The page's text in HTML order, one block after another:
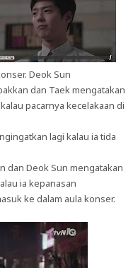
Deok Sun
dan Taek mengatakan
pacarnya kecelakaan di
lagi kalau ia tida
dan Deok Sun mengatakan
ia kepanasan
ke dalam aula konser.